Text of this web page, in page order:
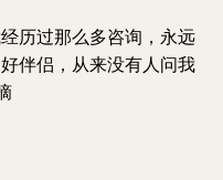
历过那么多咨询，永远
伴侣，从来没有人问我